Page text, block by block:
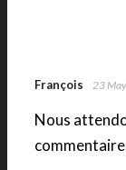
François 23
Nous